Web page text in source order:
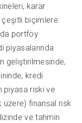
karar
çeşitli biçimlere
portföy
piyasalarında
geliştirilmesinde,
kredi
piyasa riski ve
finansal risk
ve tahmin